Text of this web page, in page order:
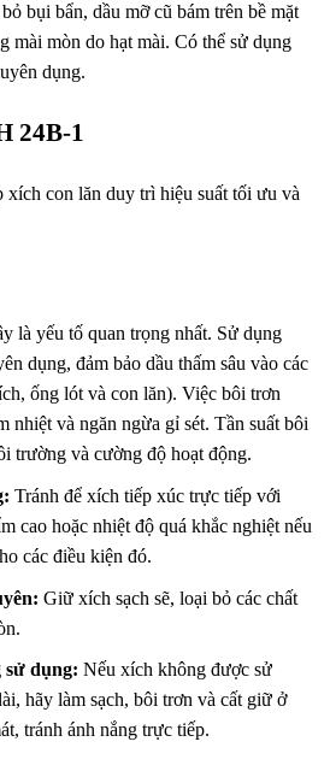
bụi bẩn, dầu mỡ cũ bám trên bề mặt
mài mòn do hạt mài. Có thể sử dụng
dụng.
24B-1
xích con lăn duy trì hiệu suất tối ưu và
là yếu tố quan trọng nhất. Sử dụng
dụng, đảm bảo dầu thấm sâu vào các
ống lót và con lăn). Việc bôi trơn
nhiệt và ngăn ngừa gỉ sét. Tần suất bôi
trường và cường độ hoạt động.
Tránh để xích tiếp xúc trực tiếp với
cao hoặc nhiệt độ quá khắc nghiệt nếu
các điều kiện đó.
Giữ xích sạch sẽ, loại bỏ các chất
sử dụng: Nếu xích không được sử
hãy làm sạch, bôi trơn và cất giữ ở
tránh ánh nắng trực tiếp.